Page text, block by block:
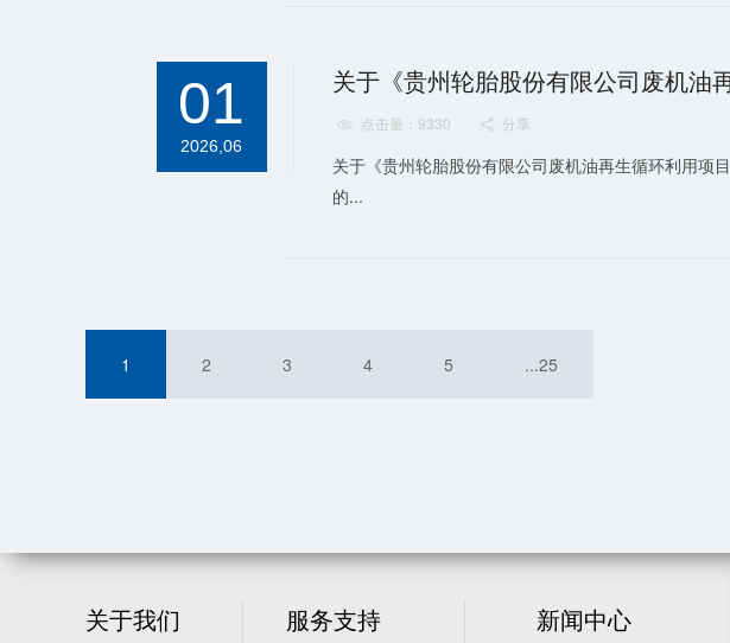
01
2026,06
关于《贵州轮胎股份有限公司废机油
 点击量：9330  分享
关于《贵州轮胎股份有限公司废机油再生循环利用
的...
1 2 3 4 5 ...25
关于我们 服务支持 新闻中心